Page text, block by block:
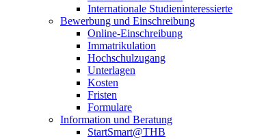
Internationale Studieninteressierte
Bewerbung und Einschreibung
Online-Einschreibung
Immatrikulation
Hochschulzugang
Unterlagen
Kosten
Fristen
Formulare
Information und Beratung
StartSmart@THB